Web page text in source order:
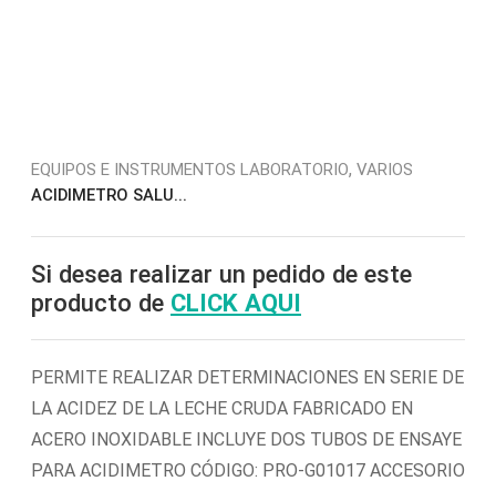
EQUIPOS E INSTRUMENTOS LABORATORIO, VARIOS
ACIDIMETRO SALU...
Si desea realizar un pedido de este
producto de CLICK AQUI
PERMITE REALIZAR DETERMINACIONES EN SERIE DE
LA ACIDEZ DE LA LECHE CRUDA FABRICADO EN
ACERO INOXIDABLE INCLUYE DOS TUBOS DE ENSAYE
PARA ACIDIMETRO CÓDIGO: PRO-G01017 ACCESORIO